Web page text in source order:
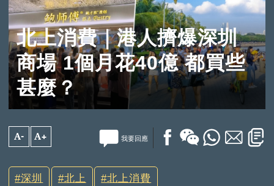
北上消費｜港人擠爆深圳
商場 1個月花40億 都買些
甚麼？
A- A+ 我要回應
深圳 北上 北上消費